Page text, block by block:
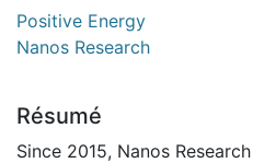
Positive Energy
Nanos Research
Résumé
Since 2015, Nanos